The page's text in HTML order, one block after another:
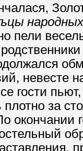
пели
невесте
гости
за
окончании